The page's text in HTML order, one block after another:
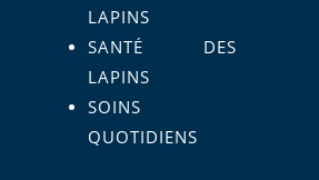
LAPINS
SANTÉ DES
LAPINS
SOINS
QUOTIDIENS